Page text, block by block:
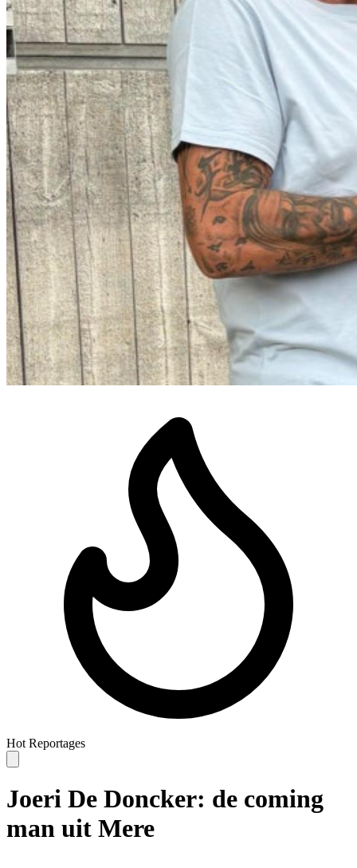
Hot Reportages
Joeri De Doncker: de coming
man uit Mere